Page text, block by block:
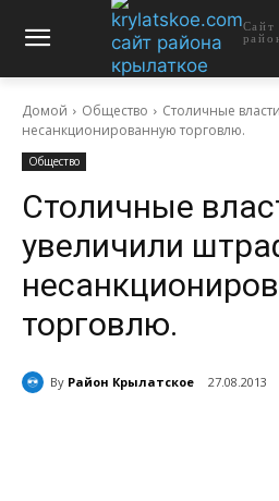
Сайт
Домой Общество
Столичные
несанкционированную торговлю.
Общество
Столичные
увеличили
торговлю.
By Район Крылатское 27.08.2013